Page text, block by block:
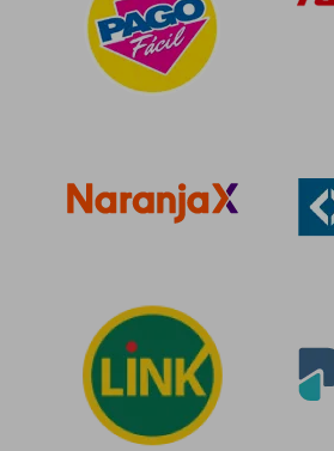
21%
dcto.
$ 13.500
$ 10.714